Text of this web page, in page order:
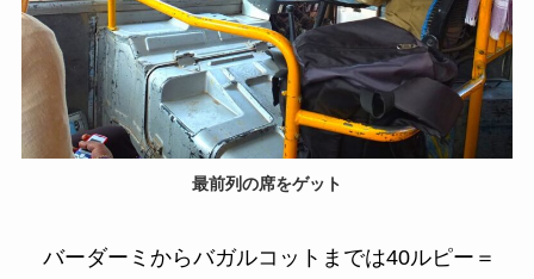
最前列の席をゲット
バーダーミからバガルコットまでは40ルピー＝